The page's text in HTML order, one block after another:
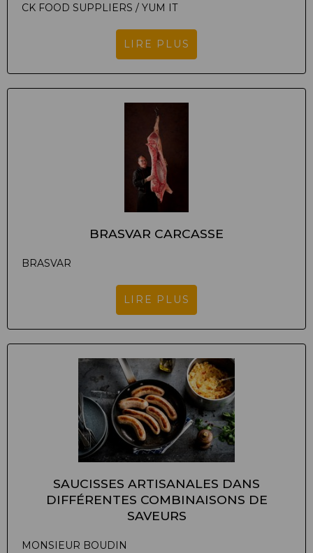
CK FOOD SUPPLIERS / YUM IT
LIRE PLUS
BRASVAR CARCASSE
BRASVAR
LIRE PLUS
SAUCISSES ARTISANALES DANS
DIFFÉRENTES COMBINAISONS DE
SAVEURS
MONSIEUR BOUDIN